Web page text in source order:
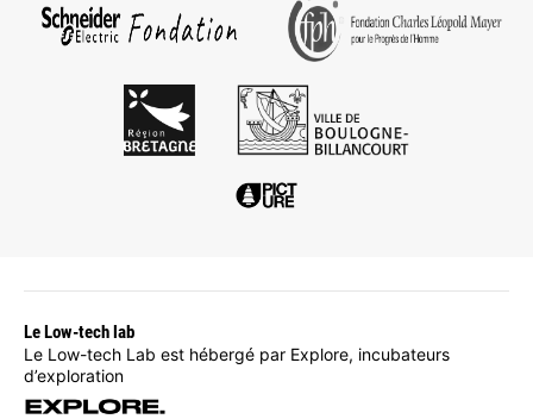
Le Low-tech lab
Le Low-tech Lab est hébergé par Explore, incubateurs
d’exploration